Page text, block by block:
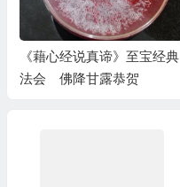
《藉心经说真谛》至宝经典
法会 佛降甘露恭贺